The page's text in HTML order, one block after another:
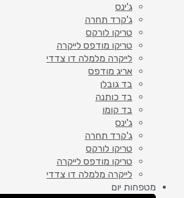
ג'ינס
ג'קרד תחרה
טריקו לורקס
טריקו מודפס לייקרה
לייקרה מלמלה דו צדדי
אריג מודפס
בד גובלן
בד כותנה
בד קומו
ג'ינס
ג'קרד תחרה
טריקו לורקס
טריקו מודפס לייקרה
לייקרה מלמלה דו צדדי
מטפחות יום